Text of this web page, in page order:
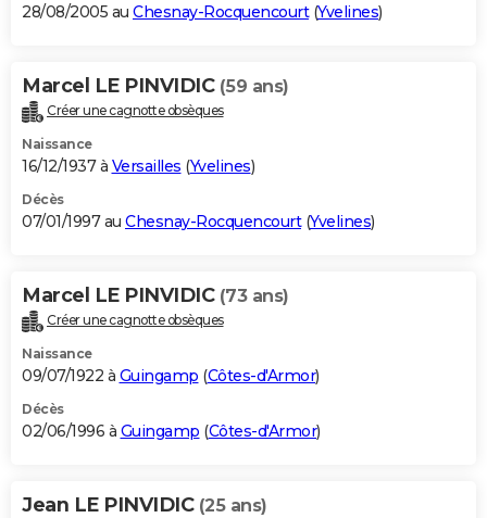
28/08/2005 au Chesnay-Rocquencourt(Yvelines)
Marcel LE PINVIDIC (59 ans)
Créer une cagnotte obsèques
Naissance
16/12/1937 à Versailles (Yvelines)
Décès
07/01/1997 au Chesnay-Rocquencourt(Yvelines)
Marcel LE PINVIDIC (73 ans)
Créer une cagnotte obsèques
Naissance
09/07/1922 à Guingamp (Côtes-d'Armor)
Décès
02/06/1996 à Guingamp (Côtes-d'Armor)
Jean LE PINVIDIC (25 ans)